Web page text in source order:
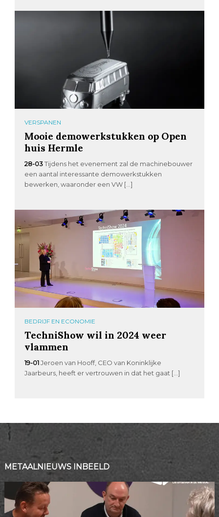
VERSPANEN
Mooie demowerkstukken op Open
huis Hermle
28-03 Tijdens het evenement zal de machinebouwer
een aantal interessante demowerkstukken
bewerken, waaronder een VW […]
BEDRIJF EN ECONOMIE
TechniShow wil in 2024 weer
vlammen
19-01 Jeroen van Hooff, CEO van Koninklijke
Jaarbeurs, heeft er vertrouwen in dat het gaat […]
METAALNIEUWS INBEELD